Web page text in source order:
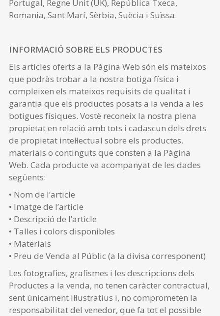
Portugal, Regne Unit (UK), República Txeca,
Romania, Sant Marí, Sèrbia, Suècia i Suïssa.
INFORMACIÓ SOBRE ELS PRODUCTES
Els articles oferts a la Pàgina Web són els mateixos
que podràs trobar a la nostra botiga física i
compleixen els mateixos requisits de qualitat i
garantia que els productes posats a la venda a les
botigues físiques. Vostè reconeix la nostra plena
propietat en relació amb tots i cadascun dels drets
de propietat intel·lectual sobre els productes,
materials o continguts que consten a la Pàgina
Web. Cada producte va acompanyat de les dades
següents:
• Nom de l’article
• Imatge de l’article
• Descripció de l’article
• Talles i colors disponibles
• Materials
• Preu de Venda al Públic (a la divisa corresponent)
Les fotografies, grafismes i les descripcions dels
Productes a la venda, no tenen caràcter contractual,
sent únicament il·lustratius i, no comprometen la
responsabilitat del venedor, que fa tot el possible